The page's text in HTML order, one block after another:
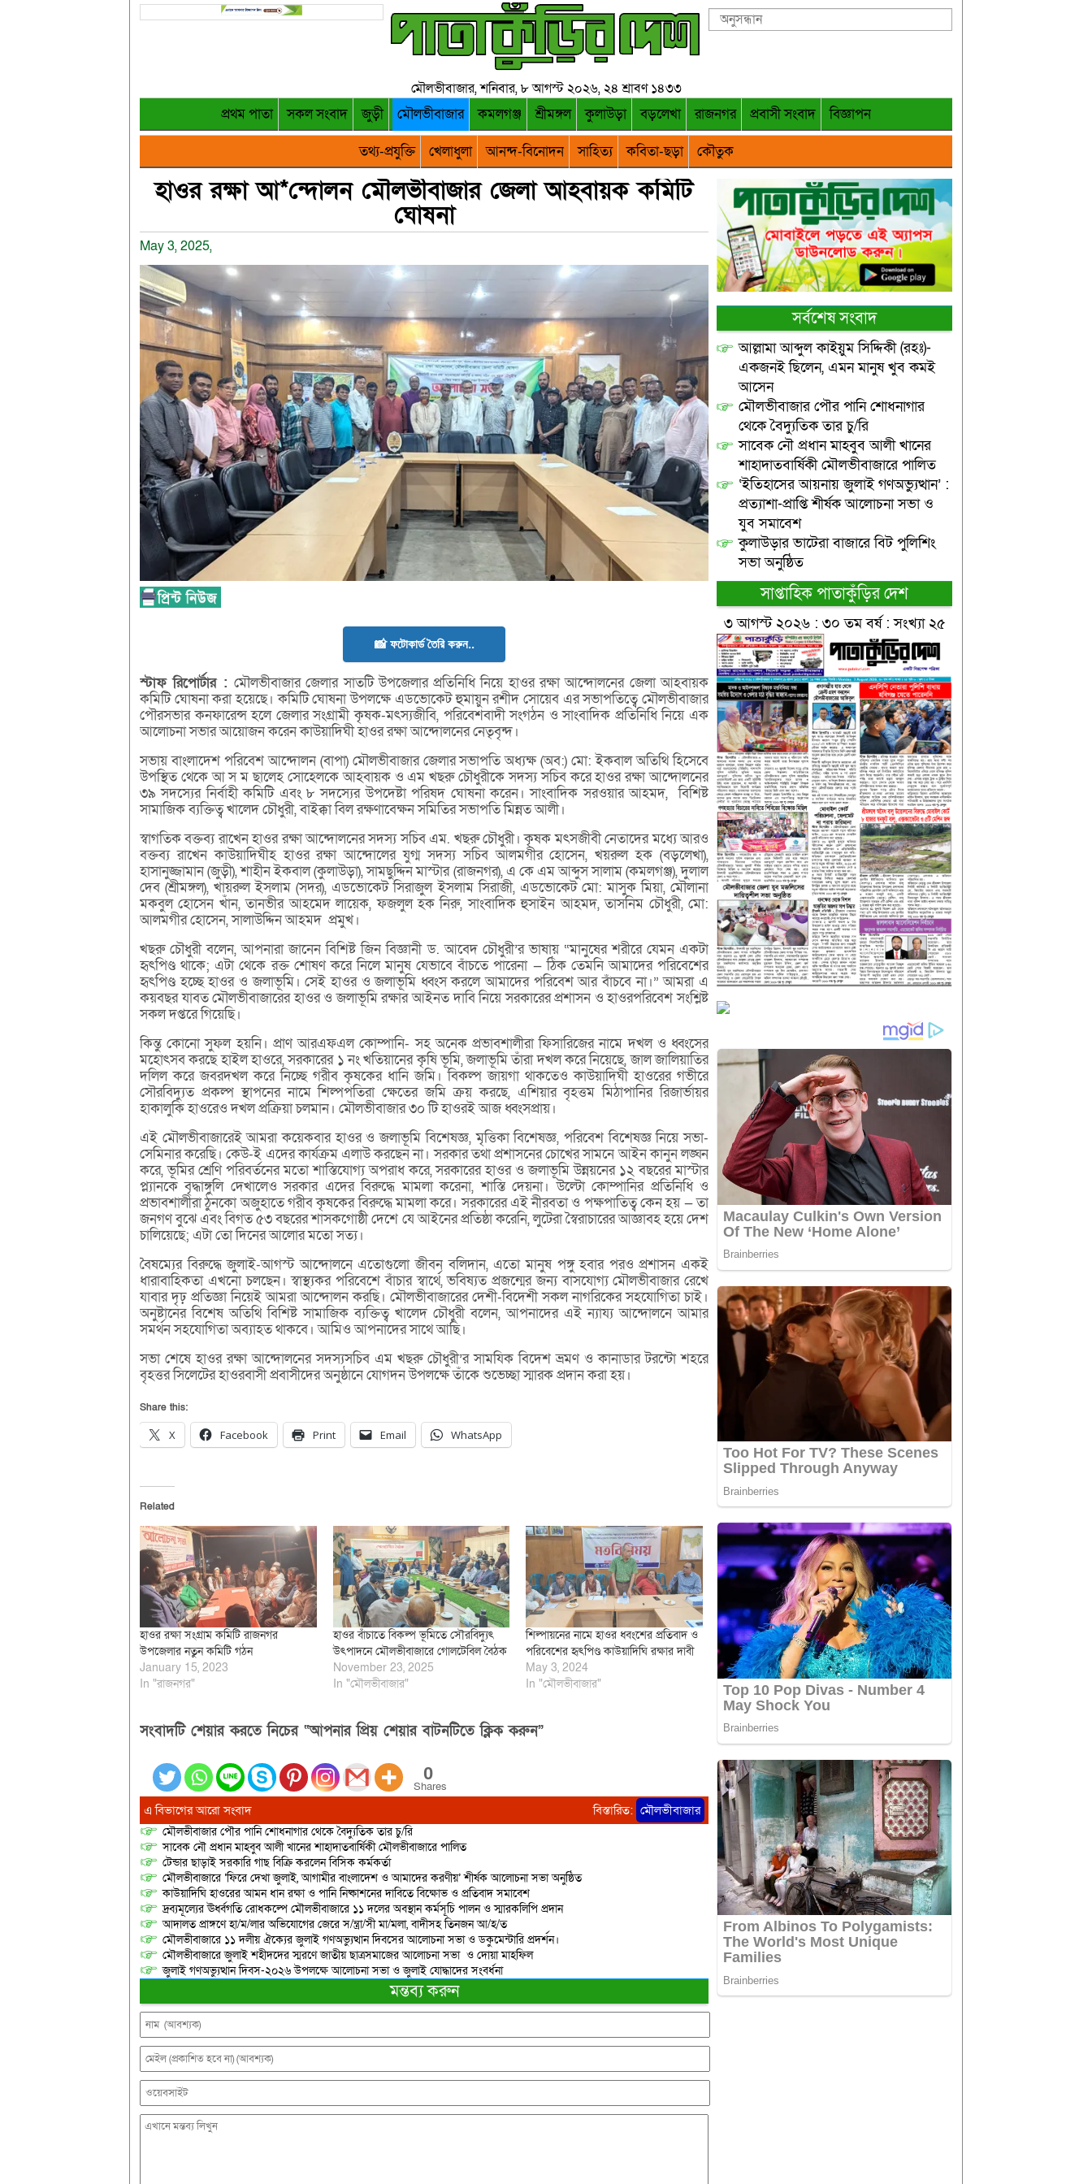
মৌলভীবাজার, শনিবার, ৮ আগস্ট ২০২৬, ২৪ শ্রাবণ ১৪৩৩
প্রথম পাতা সকল সংবাদ জুড়ী মৌলভীবাজার কমলগঞ্জ শ্রীমঙ্গল কুলাউড়া বড়লেখা রাজনগর প্রবাসী সংবাদ
বিজ্ঞাপন
তথ্য-প্রযুক্তি
খেলাধুলা আনন্দ-বিনোদন সাহিত্য কবিতা-ছড়া কৌতুক
হাওর রক্ষা আ*ন্দোলন মৌলভীবাজার জেলা আহবায়ক কমিটি
ঘোষনা
May 3, 2025,
📸 ফটোকার্ড তৈরি করুন..
স্টাফরিপোর্টার : মৌলভীবাজার জেলার সাতটি উপজেলার প্রতিনিধি নিয়ে হাওর রক্ষা আন্দোলনের জেলা আহবায়ক
কমিটি ঘোষনা করা হয়েছে। কমিটি ঘোষনা উপলক্ষে এডভোকেট হুমায়ুন রশীদ সোয়েব এর সভাপতিত্বে মৌলভীবাজার
পৌরসভার কনফারেন্স হলে জেলার সংগ্রামী কৃষক-মৎস্যজীবি, পরিবেশবাদী সংগঠন ও সাংবাদিক প্রতিনিধি নিয়ে এক
আলোচনা সভার আয়োজন করেন কাউয়াদিঘী হাওর রক্ষা আন্দোলনের নেতৃবৃন্দ।
সভায় বাংলাদেশ পরিবেশ আন্দোলন (বাপা) মৌলভীবাজার জেলার সভাপতি অধ্যক্ষ (অব:) মো: ইকবাল অতিথি হিসেবে
উপস্থিত থেকে আ স ম ছালেহ সোহেলকে আহবায়ক ও এম খছরু চৌধুরীকে সদস্য সচিব করে হাওর রক্ষা আন্দোলনের
৩৯ সদস্যের নির্বাহী কমিটি এবং ৮ সদস্যের উপদেষ্টা পরিষদ ঘোষনা করেন। সাংবাদিক সরওয়ার আহমদ, বিশিষ্ট
সামাজিক ব্যক্তিত্ব খালেদ চৌধুরী, বাইক্কা বিল রক্ষণাবেক্ষন সমিতির সভাপতি মিন্নত আলী।
স্বাগতিক বক্তব্য রাখেন হাওর রক্ষা আন্দোলনের সদস্য সচিব এম. খছরু চৌধুরী। কৃষক মৎসজীবী নেতাদের মধ্যে আরও
বক্তব্য রাখেন কাউয়াদিঘীহ হাওর রক্ষা আন্দোলের যুগ্ম সদস্য সচিব আলমগীর হোসেন, খয়রুল হক (বড়লেখা),
হাসানুজ্জামান (জুড়ী), শাহীন ইকবাল (কুলাউড়া), সামছুদ্দিন মাস্টার (রাজনগর), এ কে এম আব্দুস সালাম (কমলগঞ্জ), দুলাল
দেব (শ্রীমঙ্গল), খায়রুল ইসলাম (সদর), এডভোকেট সিরাজুল ইসলাম সিরাজী, এডভোকেট মো: মাসুক মিয়া, মৌলানা
মকবুল হোসেন খাঁন, তানভীর আহমেদ লায়েক, ফজলুল হক নিরু, সাংবাদিক হুসাইন আহমদ, তাসনিম চৌধুরী, মো:
আলমগীর হোসেন, সালাউদ্দিন আহমদ প্রমুখ।
খছরু চৌধুরী বলেন, আপনারা জানেন বিশিষ্ট জিন বিজ্ঞানী ড. আবেদ চৌধুরী’র ভাষায় “মানুষের শরীরে যেমন একটা
হৃৎপিণ্ড থাকে; এটা থেকে রক্ত শোষণ করে নিলে মানুষ যেভাবে বাঁচতে পারেনা — ঠিক তেমনি আমাদের পরিবেশের
হৃৎপিণ্ড হচ্ছে হাওর ও জলাভূমি। সেই হাওর ও জলাভূমি ধ্বংস করলে আমাদের পরিবেশ আর বাঁচবে না।” আমরা এ
কয়বছর যাবত মৌলভীবাজারের হাওর ও জলাভূমি রক্ষার আইনত দাবি নিয়ে সরকারের প্রশাসন ও হাওরপরিবেশ সংশ্লিষ্ট
সকল দপ্তরে গিয়েছি।
কিন্তু কোনো সুফল হয়নি। প্রাণ আরএফএল কোম্পানি- সহ অনেক প্রভাবশালীরা ফিসারিজের নামে দখল ও ধ্বংসের
মহোৎসব করছে হাইল হাওরে, সরকারের ১ নং খতিয়ানের কৃষি ভূমি, জলাভূমি তাঁরা দখল করে নিয়েছে, জাল জালিয়াতির
দলিল করে জবরদখল করে নিচ্ছে গরীব কৃষকের ধানি জমি। বিকল্প জায়গা থাকতেও কাউয়াদিঘী হাওরের গভীরে
সৌরবিদ্যুত প্রকল্প স্থাপনের নামে শিল্পপতিরা ক্ষেতের জমি ক্রয় করছে, এশিয়ার বৃহত্তম মিঠাপানির রিজার্ভায়র
হাকালুকি হাওরেও দখল প্রক্রিয়া চলমান। মৌলভীবাজার ৩০ টি হাওরই আজ ধ্বংসপ্রায়।
এই মৌলভীবাজারেই আমরা কয়েকবার হাওর ও জলাভূমি বিশেষজ্ঞ, মৃত্তিকা বিশেষজ্ঞ, পরিবেশ বিশেষজ্ঞ নিয়ে সভা-
সেমিনার করেছি। কেউ-ই এদের কার্যক্রম এলাউ করছেন না। সরকার তথা প্রশাসনের চোখের সামনে আইন কানুন লঙ্ঘন
করে, ভূমির শ্রেণি পরিবর্তনের মতো শাস্তিযোগ্য অপরাধ করে, সরকারের হাওর ও জলাভূমি উন্নয়নের ১২ বছরের মাস্টার
প্ল্যানকে বৃদ্ধাঙ্গুলি দেখালেও সরকার এদের বিরুদ্ধে মামলা করেনা, শাস্তি দেয়না। উল্টো কোম্পানির প্রতিনিধি ও
প্রভাবশালীরা ঠুনকো অজুহাতে গরীব কৃষকের বিরুদ্ধে মামলা করে। সরকারের এই নীরবতা ও পক্ষপাতিত্ব কেন হয় — তা
জনগণ বুঝে এবং বিগত ৫৩ বছরের শাসকগোষ্ঠী দেশে যে আইনের প্রতিষ্ঠা করেনি, লুটেরা স্বৈরাচারের আজ্ঞাবহ হয়ে দেশ
চালিয়েছে; এটা তো দিনের আলোর মতো সত্য।
বৈষম্যের বিরুদ্ধে জুলাই-আগস্ট আন্দোলনে এতোগুলো জীবন বলিদান, এতো মানুষ পঙ্গু হবার পরও প্রশাসন একই
ধারাবাহিকতা এখনো চলছেন। স্বাস্থ্যকর পরিবেশে বাঁচার স্বার্থে, ভবিষ্যত প্রজন্মের জন্য বাসযোগ্য মৌলভীবাজার রেখে
যাবার দৃঢ় প্রতিজ্ঞা নিয়েই আমরা আন্দোলন করছি। মৌলভীবাজারের দেশী-বিদেশী সকল নাগরিকের সহযোগিতা চাই।
অনুষ্টানের বিশেষ অতিথি বিশিষ্ট সামাজিক ব্যক্তিত্ব খালেদ চৌধুরী বলেন, আপনাদের এই ন্যায্য আন্দোলনে আমার
সমর্থন সহযোগিতা অব্যাহত থাকবে। আমিও আপনাদের সাথে আছি।
সভা শেষে হাওর রক্ষা আন্দোলনের সদস্যসচিব এম খছরু চৌধুরী’র সামযিক বিদেশ ভ্রমণ ও কানাডার টরন্টো শহরে
বৃহত্তর সিলেটের হাওরবাসী প্রবাসীদের অনুষ্ঠানে যোগদন উপলক্ষে তাঁকে শুভেচ্ছা স্মারক প্রদান করা হয়।
Share this:
X Facebook Print Email WhatsApp
Related
হাওর রক্ষা সংগ্রাম কমিটি রাজনগর
উপজেলার নতুন কমিটি গঠন
January 15, 2023
In "রাজনগর"
হাওর বাঁচাতে বিকল্প ভূমিতে সৌরবিদ্যুৎ
উৎপাদনে মৌলভীবাজারে গোলটেবিল বৈঠক
November 23, 2025
In "মৌলভীবাজার"
শিল্পায়নের নামে হাওর ধ্বংশের প্রতিবাদ ও
পরিবেশের হৃৎপিণ্ড কাউয়াদিঘি রক্ষার দাবী
May 3, 2024
In "মৌলভীবাজার"
সংবাদটি শেয়ার করতে নিচের “আপনার প্রিয় শেয়ার বাটনটিতে ক্লিক করুন”
0
Shares
এ বিভাগের আরো সংবাদ বিস্তারিত: মৌলভীবাজার
মৌলভীবাজার পৌর পানি শোধনাগার থেকে বৈদ্যুতিক তার চু/রি
সাবেক নৌ প্রধান মাহবুব আলী খানের শাহাদাতবার্ষিকী মৌলভীবাজারে পালিত
টেন্ডার ছাড়াই সরকারি গাছ বিক্রি করলেন বিসিক কর্মকর্তা
মৌলভীবাজারে ‘ফিরে দেখা জুলাই, আগামীর বাংলাদেশ ও আমাদের করণীয়’ শীর্ষক আলোচনা সভা অনুষ্ঠিত
কাউয়াদিঘি হাওরের আমন ধান রক্ষা ও পানি নিষ্কাশনের দাবিতে বিক্ষোভ ও প্রতিবাদ সমাবেশ
দ্রব্যমূল্যের ঊর্ধ্বগতি রোধকল্পে মৌলভীবাজারে ১১ দলের অবস্থান কর্মসূচি পালন ও স্মারকলিপি প্রদান
আদালত প্রাঙ্গণে হা/ম/লার অভিযোগের জেরে স/ন্ত্রা/সী মা/মলা, বাদীসহ তিনজন আ/হ/ত
মৌলভীবাজারে ১১ দলীয় ঐক্যের জুলাই গণঅভ্যুত্থান দিবসের আলোচনা সভা ও ডকুমেন্টারি প্রদর্শন।
মৌলভীবাজারে জুলাই শহীদদের স্মরণে জাতীয় ছাত্রসমাজের আলোচনা সভা ও দোয়া মাহফিল
জুলাই গণঅভ্যুত্থান দিবস-২০২৬ উপলক্ষে আলোচনা সভা ও জুলাই যোদ্ধাদের সংবর্ধনা
মন্তব্য করুন
সর্বশেষ সংবাদ
আল্লামা আব্দুল কাইয়ুম সিদ্দিকী (রহঃ)-
একজনই ছিলেন, এমন মানুষ খুব কমই
আসেন
মৌলভীবাজার পৌর পানি শোধনাগার
থেকে বৈদ্যুতিক তার চু/রি
সাবেক নৌ প্রধান মাহবুব আলী খানের
শাহাদাতবার্ষিকী মৌলভীবাজারে পালিত
‘ইতিহাসের আয়নায় জুলাই গণঅভ্যুত্থান’ :
প্রত্যাশা-প্রাপ্তি শীর্ষক আলোচনা সভা ও
যুব সমাবেশ
কুলাউড়ার ভাটেরা বাজারে বিট পুলিশিং
সভা অনুষ্ঠিত
সাপ্তাহিক পাতাকুঁড়ির দেশ
৩ আগস্ট ২০২৬ : ৩০ তম বর্ষ : সংখ্যা ২৫